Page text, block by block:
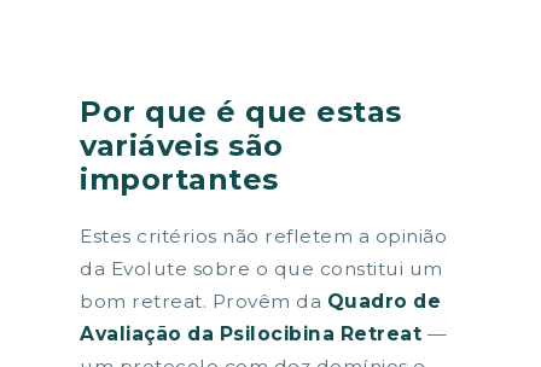
Por que é que estas
variáveis são
importantes
Estes critérios não refletem a opinião
da Evolute sobre o que constitui um
bom retreat. Provêm da Quadro de
Avaliação da Psilocibina Retreat —